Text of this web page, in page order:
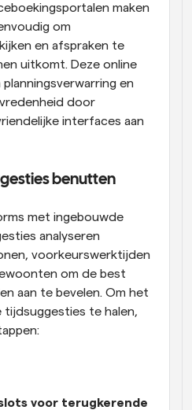
maken
om
en afspraken te
uitkomt. Deze online
en
door
interfaces aan
benutten
met ingebouwde
analyseren
voorkeurswerktijden
om de best
aan te bevelen. Om het
te halen,
voor terugkerende